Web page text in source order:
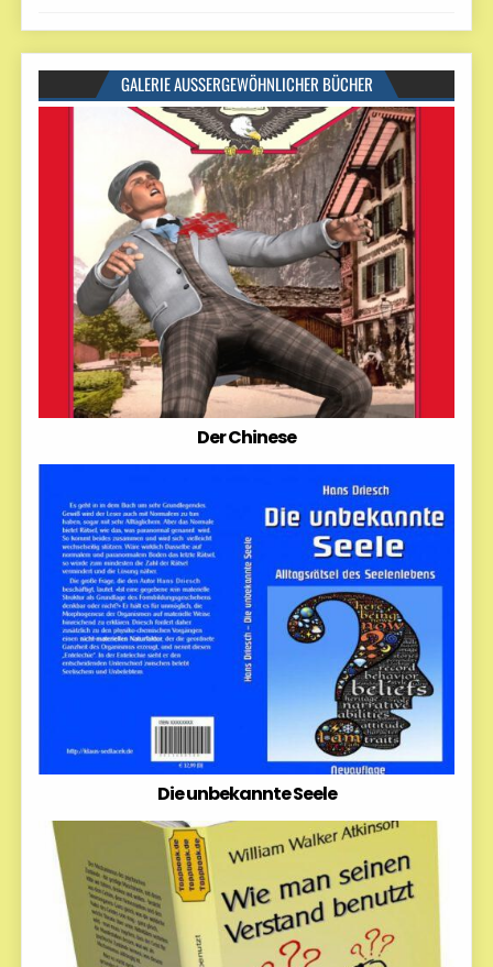
GALERIE AUSSERGEWÖHNLICHER BÜCHER
Der Chinese
Die unbekannte Seele